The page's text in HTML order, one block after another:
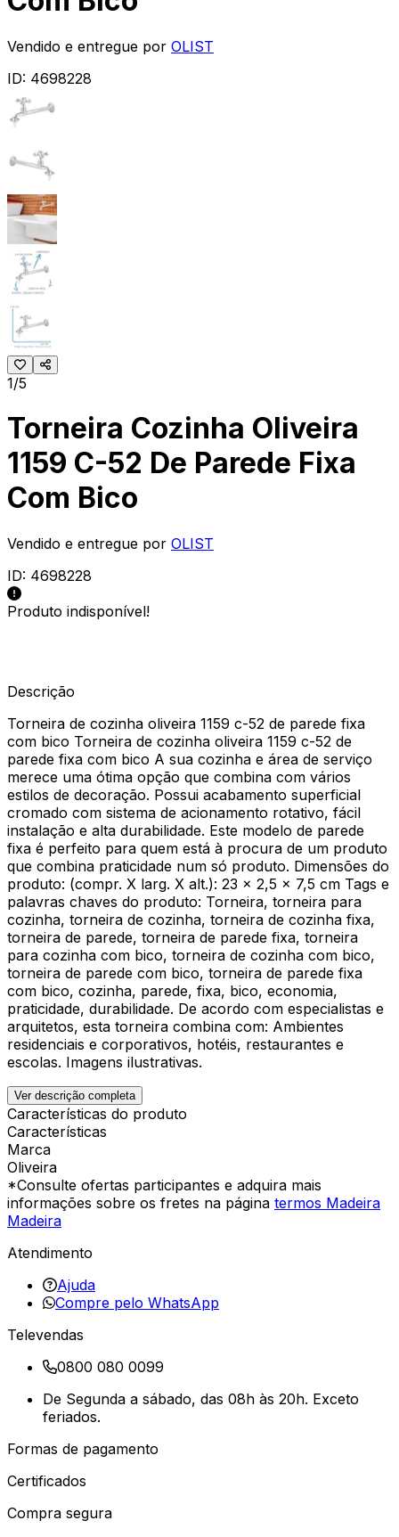
Vendido e entregue por OLIST
ID: 4698228
1/5
Torneira Cozinha Oliveira
1159 C-52 De Parede Fixa
Com Bico
Vendido e entregue por OLIST
ID: 4698228
Produto indisponível!
Descrição
Torneira de cozinha oliveira 1159 c-52 de parede fixa
com bico Torneira de cozinha oliveira 1159 c-52 de
parede fixa com bico A sua cozinha e área de serviço
merece uma ótima opção que combina com vários
estilos de decoração. Possui acabamento superficial
cromado com sistema de acionamento rotativo, fácil
instalação e alta durabilidade. Este modelo de parede
fixa é perfeito para quem está à procura de um produto
que combina praticidade num só produto. Dimensões do
produto: (compr. X larg. X alt.): 23 x 2,5 x 7,5 cm Tags e
palavras chaves do produto: Torneira, torneira para
cozinha, torneira de cozinha, torneira de cozinha fixa,
torneira de parede, torneira de parede fixa, torneira
para cozinha com bico, torneira de cozinha com bico,
torneira de parede com bico, torneira de parede fixa
com bico, cozinha, parede, fixa, bico, economia,
praticidade, durabilidade. De acordo com especialistas e
arquitetos, esta torneira combina com: Ambientes
residenciais e corporativos, hotéis, restaurantes e
escolas. Imagens ilustrativas.
Ver descrição completa
Características do produto
Características
Marca
Oliveira
*Consulte ofertas participantes e adquira mais
informações sobre os fretes na página termos Madeira
Madeira
Atendimento
Ajuda
Compre pelo WhatsApp
Televendas
0800 080 0099
De Segunda a sábado, das 08h às 20h. Exceto
feriados.
Formas de pagamento
Certificados
Compra segura